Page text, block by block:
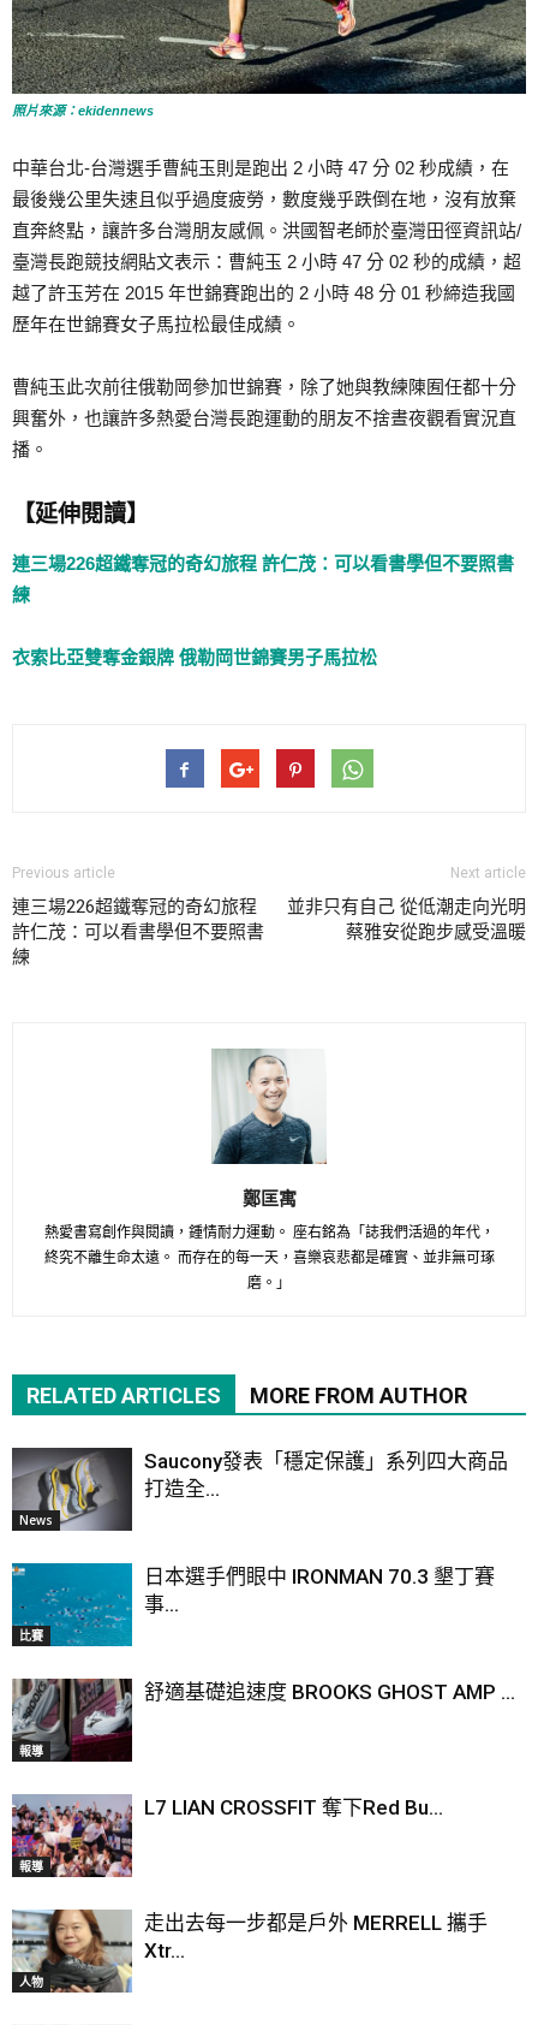
照片來源：ekidennews
中華台北-台灣選手曹純玉則是跑出 2 小時 47 分 02 秒成績，在
最後幾公里失速且似乎過度疲勞，數度幾乎跌倒在地，沒有放棄
直奔終點，讓許多台灣朋友感佩。洪國智老師於臺灣田徑資訊站/
臺灣長跑競技網貼文表示：曹純玉 2 小時 47 分 02 秒的成績，超
越了許玉芳在 2015 年世錦賽跑出的 2 小時 48 分 01 秒締造我國
歷年在世錦賽女子馬拉松最佳成績。
曹純玉此次前往俄勒岡參加世錦賽，除了她與教練陳囿任都十分
興奮外，也讓許多熱愛台灣長跑運動的朋友不捨晝夜觀看實況直
播。
【延伸閱讀】
連三場226超鐵奪冠的奇幻旅程 許仁茂：可以看書學但不要照書
練
衣索比亞雙奪金銀牌 俄勒岡世錦賽男子馬拉松
Previous article
連三場226超鐵奪冠的奇幻旅程
許仁茂：可以看書學但不要照書
練
Next article
並非只有自己 從低潮走向光明
蔡雅安從跑步感受溫暖
鄭匡寓
熱愛書寫創作與閱讀，鍾情耐力運動。 座右銘為「誌我們活過的年代，
終究不離生命太遠。 而存在的每一天，喜樂哀悲都是確實、並非無可琢
磨。」
RELATED ARTICLES MORE FROM AUTHOR
News
Saucony發表「穩定保護」系列四大商品
打造全...
比賽
日本選手們眼中 IRONMAN 70.3 墾丁賽
事...
報導
舒適基礎追速度 BROOKS GHOST AMP ...
報導
L7 LIAN CROSSFIT 奪下Red Bu...
人物
走出去每一步都是戶外 MERRELL 攜手
Xtr...